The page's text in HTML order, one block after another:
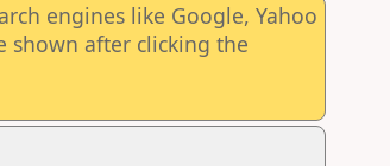
engines like Google, Yahoo
shown after clicking the